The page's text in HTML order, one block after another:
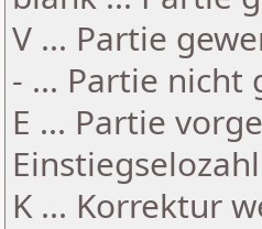
V ... Partie
- ... Partie nicht
E ... Partie
K ... Korrektur